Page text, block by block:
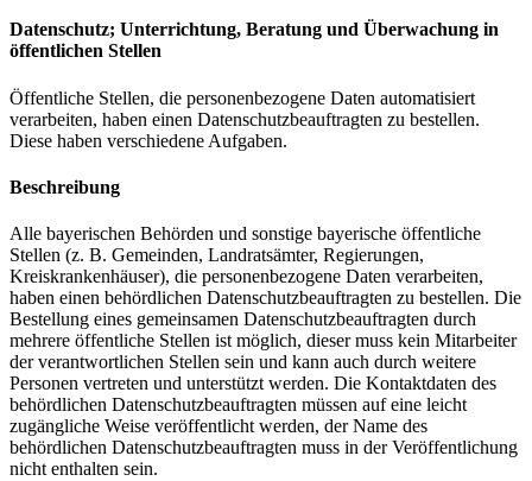
Datenschutz; Unterrichtung, Beratung und Überwachung in
öffentlichen Stellen
Öffentliche Stellen, die personenbezogene Daten automatisiert
verarbeiten, haben einen Datenschutzbeauftragten zu bestellen.
Diese haben verschiedene Aufgaben.
Beschreibung
Alle bayerischen Behörden und sonstige bayerische öffentliche
Stellen (z. B. Gemeinden, Landratsämter, Regierungen,
Kreiskrankenhäuser), die personenbezogene Daten verarbeiten,
haben einen behördlichen Datenschutzbeauftragten zu bestellen. Die
Bestellung eines gemeinsamen Datenschutzbeauftragten durch
mehrere öffentliche Stellen ist möglich, dieser muss kein Mitarbeiter
der verantwortlichen Stellen sein und kann auch durch weitere
Personen vertreten und unterstützt werden. Die Kontaktdaten des
behördlichen Datenschutzbeauftragten müssen auf eine leicht
zugängliche Weise veröffentlicht werden, der Name des
behördlichen Datenschutzbeauftragten muss in der Veröffentlichung
nicht enthalten sein.